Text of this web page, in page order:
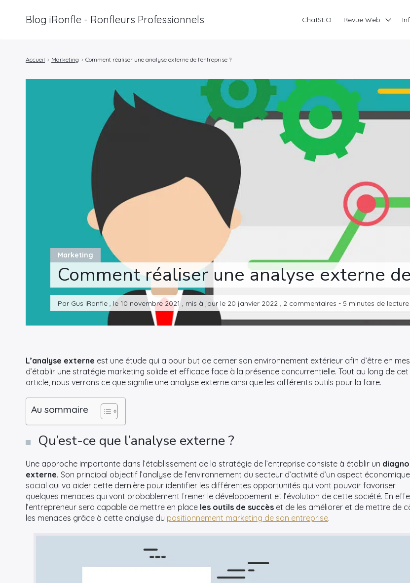
Marketing
Comment réaliser une analyse externe
Par Gus iRonfle , le 10 novembre 2021 , mis à jour le 20 janvier 2022 , 2 commentaires - 5 minutes de lecture
Accueil › Marketing › Comment réaliser une analyse externe de l’entreprise ?
L’analyse externe est une étude qui a pour but de cerner son environnement extérieur afin d’être en
d’établir une stratégie marketing solide et efficace face à la présence concurrentielle. Tout au long de cet
article, nous verrons ce que signifie une analyse externe ainsi que les différents outils pour la faire.
Au sommaire
Qu’est-ce que l’analyse externe ?
Une approche importante dans l’établissement de la stratégie de l’entreprise consiste à établir un
externe. Son principal objectif l’analyse de l’environnement du secteur d’activité d’un aspect
social qui va aider cette dernière pour identifier les différentes opportunités qui vont pouvoir favoriser
quelques menaces qui vont probablement freiner le développement et l’évolution de cette société. En
l’entrepreneur sera capable de mettre en place les outils de succès et de les améliorer et de mettre de
les menaces grâce à cette analyse du positionnement marketing de son entreprise.
Blog iRonfle - Ronfleurs Professionnels ChatSEO Revue Web